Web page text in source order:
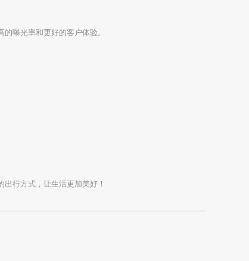
曝光率和更好的客户体验。
行方式，让生活更加美好！